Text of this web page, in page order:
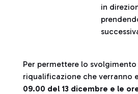
in
Per permettere lo
riqualificazione che verranno
09.00 del 13 dicembre e le